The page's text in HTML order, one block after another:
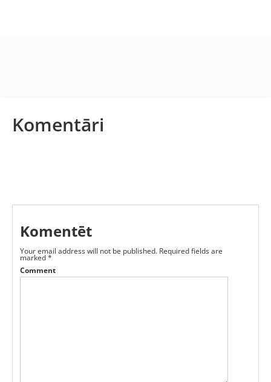
Komentāri
Komentēt
Your email address will not be published. Required fields are
marked*
Comment